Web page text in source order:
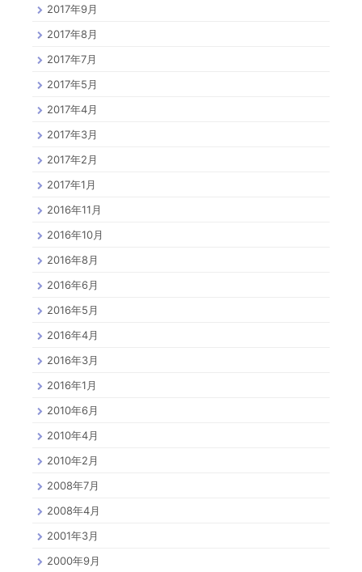
2017年9月
2017年8月
2017年7月
2017年5月
2017年4月
2017年3月
2017年2月
2017年1月
2016年11月
2016年10月
2016年8月
2016年6月
2016年5月
2016年4月
2016年3月
2016年1月
2010年6月
2010年4月
2010年2月
2008年7月
2008年4月
2001年3月
2000年9月